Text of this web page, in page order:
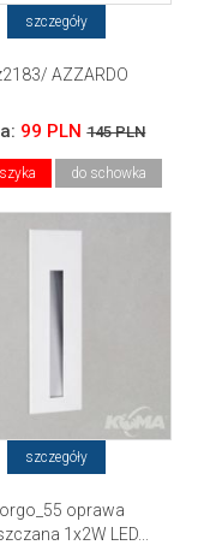
szczegóły
AZZARDO
99 PLN 145 PLN
do schowka
szczegóły
oprawa
1x2W LED...